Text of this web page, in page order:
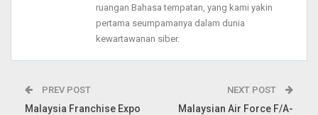
ruangan Bahasa tempatan, yang kami yakin
pertama seumpamanya dalam dunia
kewartawanan siber.
PREV POST
Malaysia Franchise Expo
NEXT POST
Malaysian Air Force F/A-